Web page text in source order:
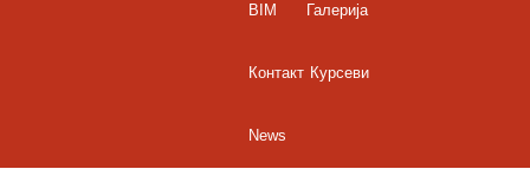
BIM Галерија
Контакт Курсеви
News